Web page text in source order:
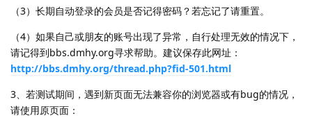
（3）长期自动登录的会员是否记得密码？若忘记了请重置。
（4）如果自己或朋友的账号出现了异常，自行处理无效的情况下，
请记得到bbs.dmhy.org寻求帮助。建议保存此网址：
http://bbs.dmhy.org/thread.php?fid-501.html
3、若测试期间，遇到新页面无法兼容你的浏览器或有bug的情况，
请使用原页面：